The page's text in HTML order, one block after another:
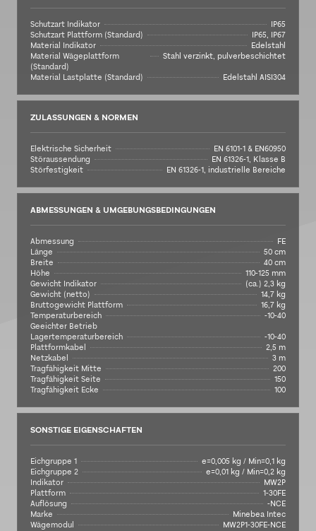
Schutzart Indikator
IP65
Schutzart Plattform (Standard)
IP65, IP67
Material Indikator
Edelstahl
Material Wägeplattform
(Standard)
Stahl verzinkt, pulverbeschichtet
Material Lastplatte (Standard)
Edelstahl AISI304
ZULASSUNGEN & NORMEN
Elektrische Sicherheit
EN 6101-1 & EN60950
Störaussendung
EN 61326-1, Klasse B
Störfestigkeit
EN 61326-1, industrielle Bereiche
ABMESSUNGEN & UMGEBUNGSBEDINGUNGEN
Abmessung
FE
Länge
50 cm
Breite
40 cm
Höhe
110-125 mm
Gewicht Indikator
(ca.) 2,3 kg
Gewicht (netto)
14,7 kg
Bruttogewicht Plattform
16,7 kg
Temperaturbereich
Geeichter Betrieb
-10-40
Lagertemperaturbereich
-10-40
Plattformkabel
2,5 m
Netzkabel
3 m
Tragfähigkeit Mitte
200
Tragfähigkeit Seite
150
Tragfähigkeit Ecke
100
SONSTIGE EIGENSCHAFTEN
Eichgruppe 1
e=0,005 kg / Min=0,1 kg
Eichgruppe 2
e=0,01 kg / Min=0,2 kg
Indikator
MW2P
Plattform
1-30FE
Auflösung
-NCE
Marke
Minebea Intec
Wägemodul
MW2P1-30FE-NCE